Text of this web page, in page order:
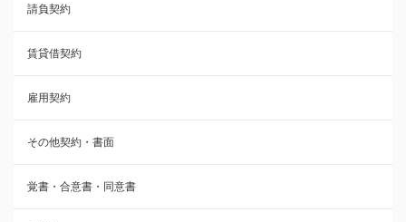
その他契約・書面
売買契約
株主総会議事録・関連書類
請負契約
フランチャイズ契約
請負契約
賃貸借契約
雇用契約
その他契約・書面
覚書・合意書・同意書